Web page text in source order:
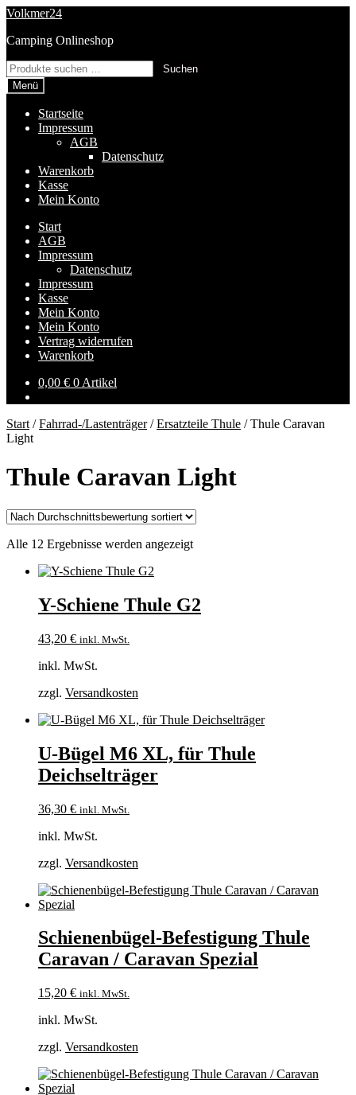
Zur
springen
Zum
springen
Volkmer24
Camping Onlineshop
Suchen
nach:
Suchen
Menü
Startseite
Impressum
AGB
Datenschutz
Warenkorb
Kasse
Mein Konto
Start
AGB
Impressum
Datenschutz
Impressum
Kasse
Mein Konto
Mein Konto
Vertrag widerrufen
Warenkorb
0,00 € 0 Artikel
Start /Fahrrad-/Lastenträger/Ersatzteile Thule /Thule Caravan
Light
Thule Caravan Light
Alle 12 Ergebnisse werden angezeigtNach
Y-Schiene Thule G2
43,20 € inkl. MwSt.
inkl. MwSt.
zzgl. Versandkosten
U-Bügel M6 XL, für Thule
Deichselträger
36,30 € inkl. MwSt.
inkl. MwSt.
zzgl. Versandkosten
Schienenbügel-Befestigung Thule
Caravan / Caravan Spezial
15,20 € inkl. MwSt.
inkl. MwSt.
zzgl. Versandkosten